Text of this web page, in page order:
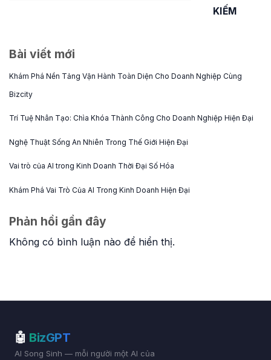
KIẾM
Bài viết mới
Khám Phá Nền Tảng Vận Hành Toàn Diện Cho Doanh Nghiệp Cùng
Bizcity
Trí Tuệ Nhân Tạo: Chìa Khóa Thành Công Cho Doanh Nghiệp Hiện Đại
Nghệ Thuật Sống An Nhiên Trong Thế Giới Hiện Đại
Vai trò của AI trong Kinh Doanh Thời Đại Số Hóa
Khám Phá Vai Trò Của AI Trong Kinh Doanh Hiện Đại
Phản hồi gần đây
Không có bình luận nào để hiển thị.
🤖 BizGPT
AI Song Sinh — mỗi người một AI của